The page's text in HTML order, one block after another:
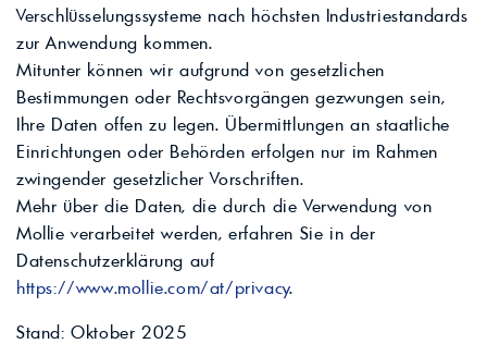
Verschlüsselungssysteme nach höchsten Industriestandards
zur Anwendung kommen.
Mitunter können wir aufgrund von gesetzlichen
Bestimmungen oder Rechtsvorgängen gezwungen sein,
Ihre Daten offen zu legen. Übermittlungen an staatliche
Einrichtungen oder Behörden erfolgen nur im Rahmen
zwingender gesetzlicher Vorschriften.
Mehr über die Daten, die durch die Verwendung von
Mollie verarbeitet werden, erfahren Sie in der
Datenschutzerklärung auf
https://www.mollie.com/at/privacy.
Stand: Oktober 2025